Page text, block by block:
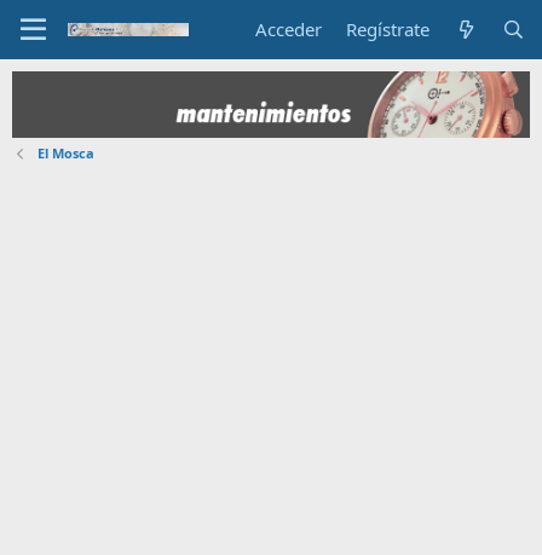
Acceder Regístrate
El Mosca